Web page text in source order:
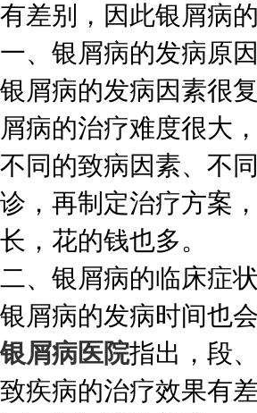
有差别，因此银屑病
一、银屑病的发病原因
银屑病的发病因素很
屑病的治疗难度很大
不同的致病因素、不
诊，再制定治疗方案
长，花的钱也多。
二、银屑病的临床症状
银屑病的发病时间也
银屑病医院指出，段
致疾病的治疗效果有差